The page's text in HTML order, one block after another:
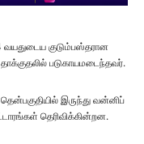
வயதுடைய குடும்பஸ்தரான
படுகாயமடைந்தவர்.
இருந்து வன்னிப்
தெரிவிக்கின்றன.